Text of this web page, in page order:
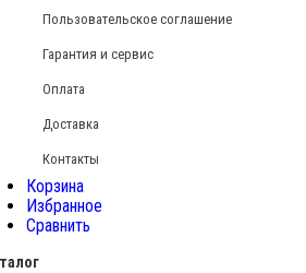
Пользовательское соглашение
Гарантия и сервис
Оплата
Доставка
Контакты
Корзина
Избранное
Сравнить